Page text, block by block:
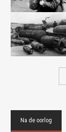
Na de oorlog